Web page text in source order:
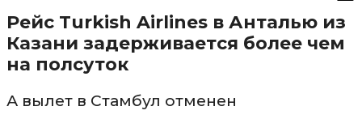
Рейс Turkish Airlines в Анталью из
Казани задерживается более чем
на полсуток
А вылет в Стамбул отменен